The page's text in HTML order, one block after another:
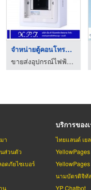
จำหน่ายตู้คอนโทรล ลา ...
ขายส่งอุปกรณ์ไฟฟ้าแรงสูง-แรงต่ำ เอ็น.พี.ที.อิเล็กทริค ซัพพลาย
า
ส่วนตัว
ดภัยไซเบอร์
น
บริการของ
ไทยแลนด์ เย
นามบัตรดิจิทั
YP Chatbot